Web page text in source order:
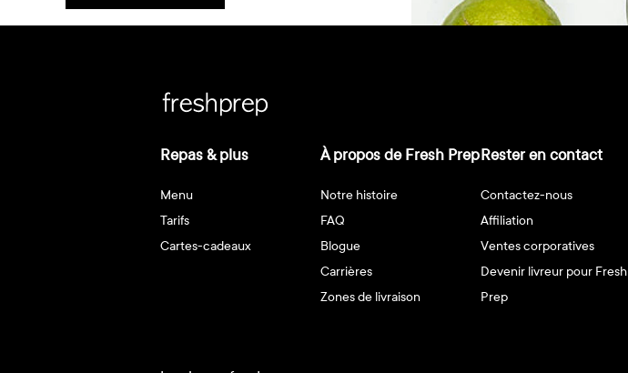
Repas & plus
Menu
Tarifs
Cartes-cadeaux
À propos de Fresh Prep
Notre histoire
FAQ
Blogue
Carrières
Zones de livraison
Rester en contact
Contactez-nous
Affiliation
Ventes corporatives
Devenir livreur pour Fresh
Prep